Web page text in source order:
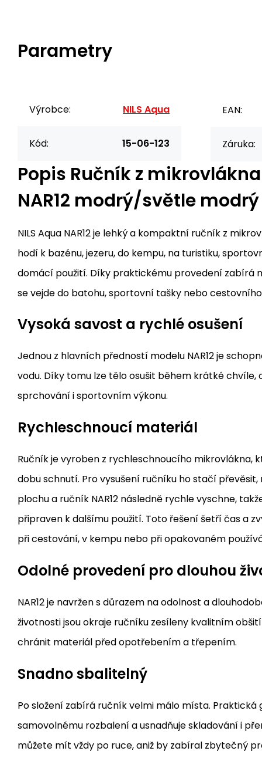
Parametry
Výrobce: NILS Aqua
Kód: 15-06-123
EAN:
Záruka:
Popis Ručník z
NAR12 modrý/světle modrý
NILS Aqua NAR12 je lehký a kompaktní ručník z
hodí k bazénu, jezeru, do kempu, na turistiku,
domácí použití. Díky praktickému provedení zabírá
se vejde do batohu, sportovní tašky nebo
Vysoká savost a rychlé osušení
Jednou z hlavních předností modelu NAR12 je
vodu. Díky tomu lze tělo osušit během krátké chvíle,
sprchování i sportovním výkonu.
Rychleschnoucí materiál
Ručník je vyroben z rychleschnoucího mikrovlákna,
dobu schnutí. Pro vysušení ručníku ho stačí
plochu a ručník NAR12 následně rychle vyschne,
připraven k dalšímu použití. Toto řešení šetří čas a
při cestování, v kempu nebo při opakovaném
Odolné provedení pro dlouhou
NAR12 je navržen s důrazem na odolnost a
životnosti jsou okraje ručníku zesíleny kvalitním
chránit materiál před opotřebením a třepením.
Snadno sbalitelný
Po složení zabírá ručník velmi málo místa. Praktická
samovolnému rozbalení a usnadňuje skladování i
můžete mít vždy po ruce, aniž by zabíral zbytečný